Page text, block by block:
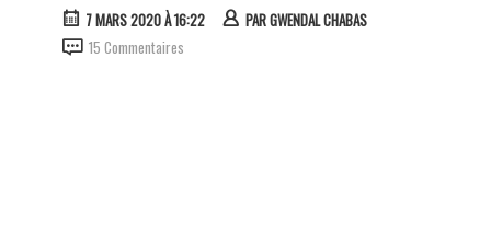
7 MARS 2020 À 16:22 PARGWENDAL CHABAS
15 Commentaires